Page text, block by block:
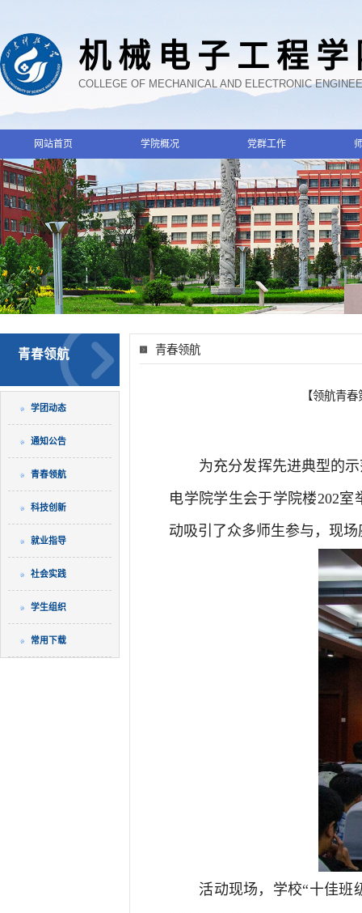
机械电子工程
COLLEGE OF MECHANICAL AND ELECTRONIC
网站首页 学院概况 党群工作
青春领航
学团动态
通知公告
青春领航
科技创新
就业指导
社会实践
学生组织
常用下载
青春领航
【领航青
为充分发挥先进典型的
电学院学生会于学院楼202
动吸引了众多师生参与，现
活动现场， 学校“十佳班